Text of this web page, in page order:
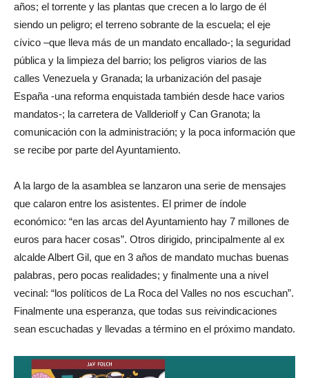
años; el torrente y las plantas que crecen a lo largo de él
siendo un peligro; el terreno sobrante de la escuela; el eje
cívico –que lleva más de un mandato encallado-; la seguridad
pública y la limpieza del barrio; los peligros viarios de las
calles Venezuela y Granada; la urbanización del pasaje
España -una reforma enquistada también desde hace varios
mandatos-; la carretera de Vallderiolf y Can Granota; la
comunicación con la administración; y la poca información que
se recibe por parte del Ayuntamiento.
A la largo de la asamblea se lanzaron una serie de mensajes
que calaron entre los asistentes. El primer de índole
económico: “en las arcas del Ayuntamiento hay 7 millones de
euros para hacer cosas”. Otros dirigido, principalmente al ex
alcalde Albert Gil, que en 3 años de mandato muchas buenas
palabras, pero pocas realidades; y finalmente una a nivel
vecinal: “los políticos de La Roca del Valles no nos escuchan”.
Finalmente una esperanza, que todas sus reivindicaciones
sean escuchadas y llevadas a término en el próximo mandato.